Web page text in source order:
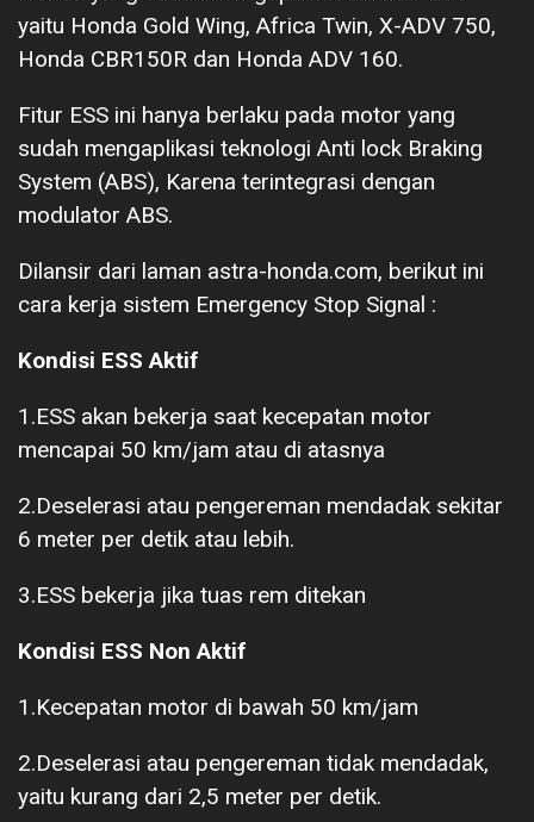
yaitu Honda Gold Wing, Africa Twin, X-ADV 750,
Honda CBR150R dan Honda ADV 160.
Fitur ESS ini hanya berlaku pada motor yang
sudah mengaplikasi teknologi Anti lock Braking
System (ABS), Karena terintegrasi dengan
modulator ABS.
Dilansir dari laman astra-honda.com, berikut ini
cara kerja sistem Emergency Stop Signal :
Kondisi ESS Aktif
1.ESS akan bekerja saat kecepatan motor
mencapai 50 km/jam atau di atasnya
2.Deselerasi atau pengereman mendadak sekitar
6 meter per detik atau lebih.
3.ESS bekerja jika tuas rem ditekan
Kondisi ESS Non Aktif
1.Kecepatan motor di bawah 50 km/jam
2.Deselerasi atau pengereman tidak mendadak,
yaitu kurang dari 2,5 meter per detik.